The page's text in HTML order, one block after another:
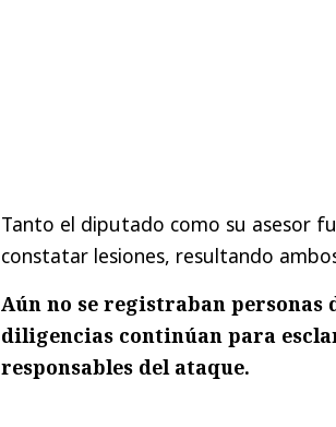
Tanto el diputado como su asesor
constatar lesiones, resultando
Aún no se registraban personas
diligencias continúan para
responsables del ataque.